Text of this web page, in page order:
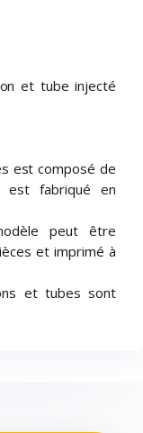
et tube injecté
est composé de
est fabriqué en
peut être
et imprimé à
et tubes sont